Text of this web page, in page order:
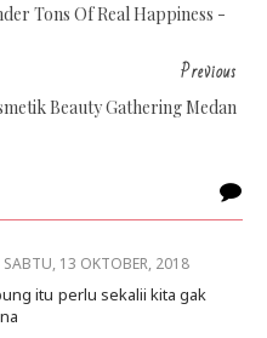
Tons Of Real Happiness -
Previous
Beauty Gathering Medan
SABTU, 13 OKTOBER, 2018
itu perlu sekalii kita gak